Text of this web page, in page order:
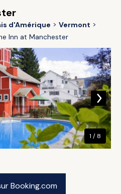
d'Amérique
Vermont
Inn at Manchester
Booking.com
1 / 8